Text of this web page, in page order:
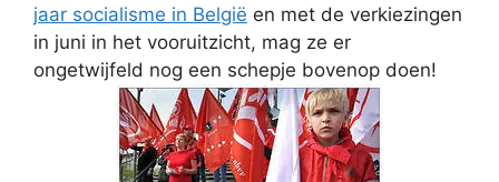
jaar socialisme in België en met de verkiezingen
in juni in het vooruitzicht, mag ze er
ongetwijfeld nog een schepje bovenop doen!